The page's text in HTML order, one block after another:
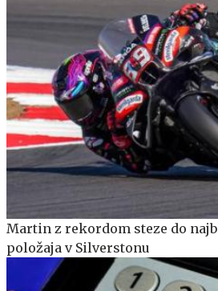
Martin z rekordom steze do
položaja v Silverstonu